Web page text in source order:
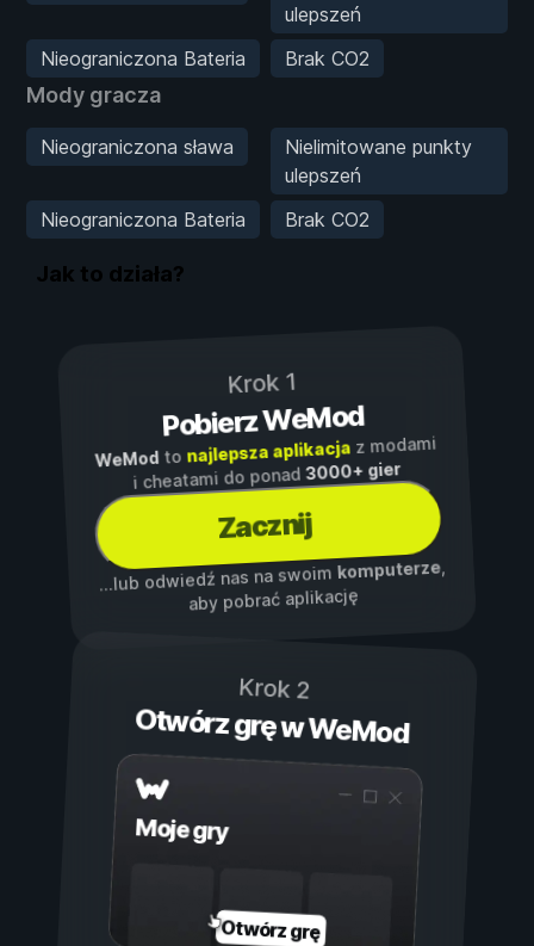
ulepszeń
Nieograniczona Bateria
Brak CO2
Mody gracza
Nieograniczona sława
Nielimitowane punkty
ulepszeń
Nieograniczona Bateria
Brak CO2
Jak to działa?
Krok 1
Pobierz WeMod
WeModto najlepsza aplikacjaz modami
i cheatami do ponad3000+ gier
Zacznij
...lub odwiedź nas na swoim komputerze,
aby pobrać aplikację
Krok 2
Otwórz grę w WeMod
Moje gry
Otwórz grę